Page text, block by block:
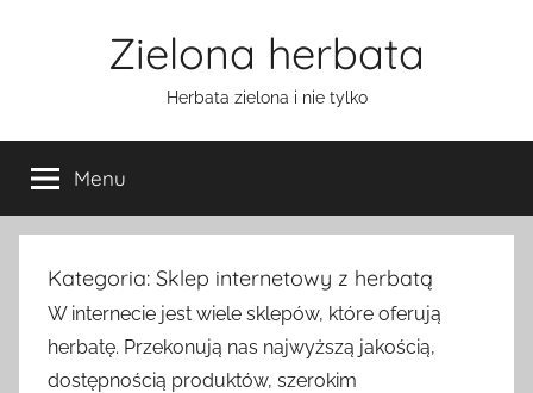
Zielona herbata
Herbata zielona i nie tylko
Menu
Kategoria: Sklep internetowy z herbatą
W internecie jest wiele sklepów, które oferują
herbatę. Przekonują nas najwyższą jakością,
dostępnością produktów, szerokim